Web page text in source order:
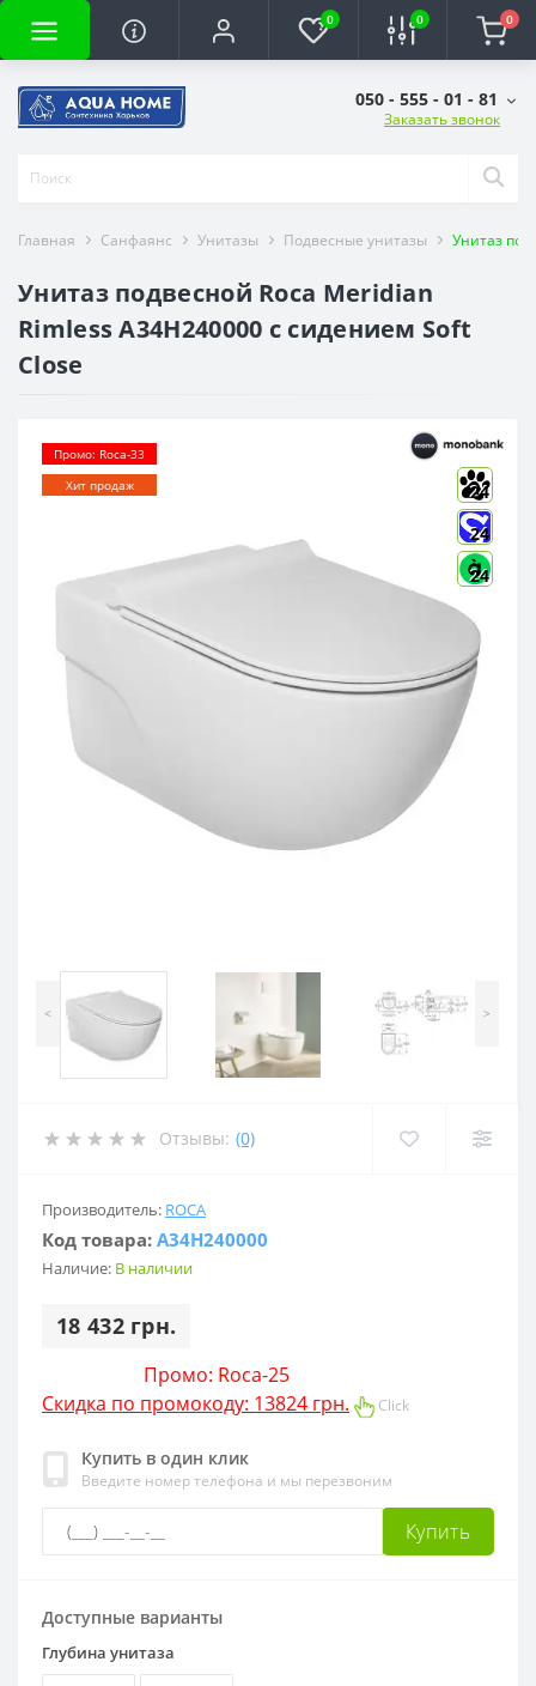
0 0 0
050 - 555 - 01 - 81
Заказать звонок
Главная Санфаянс Унитазы Подвесные унитазы Унитаз
Унитаз подвесной Roca Meridian
Rimless A34H240000 с сидением Soft
Close
Промо: Roca-33
Хит продаж
24
24
24
< >
Отзывы: (0)
Производитель: ROCA
Код товара: A34H240000
Наличие: В наличии
18 432 грн.
Промо: Roca-25
Скидка по промокоду: 13824 грн.
Click
Купить в один клик
Введите номер телефона и мы перезвоним
Купить
Доступные варианты
Глубина унитаза